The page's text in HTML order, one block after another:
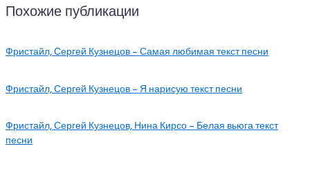
Похожие публикации
Фристайл, Сергей Кузнецов – Самая любимая текст песни
Фристайл, Сергей Кузнецов – Я нарисую текст песни
Фристайл, Сергей Кузнецов, Нина Кирсо – Белая вьюга текст
песни